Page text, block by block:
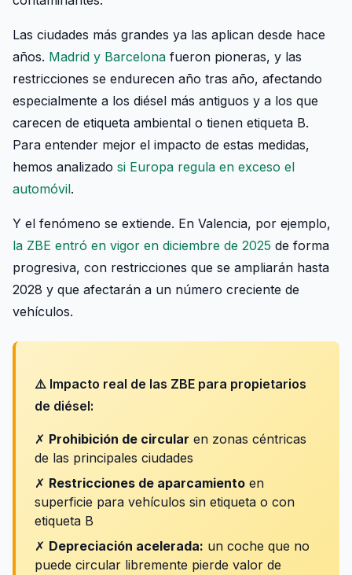
Las ciudades más grandes ya las aplican desde hace
años. Madrid y Barcelona fueron pioneras, y las
restricciones se endurecen año tras año, afectando
especialmente a los diésel más antiguos y a los que
carecen de etiqueta ambiental o tienen etiqueta B.
Para entender mejor el impacto de estas medidas,
hemos analizado si Europa regula en exceso el
automóvil.
Y el fenómeno se extiende. En Valencia, por ejemplo,
la ZBE entró en vigor en diciembre de 2025 de forma
progresiva, con restricciones que se ampliarán hasta
2028 y que afectarán a un número creciente de
vehículos.
⚠️ Impacto real de las ZBE para propietarios
de diésel:
✗ Prohibición de circular en zonas céntricas
de las principales ciudades
✗ Restricciones de aparcamiento en
superficie para vehículos sin etiqueta o con
etiqueta B
✗ Depreciación acelerada: un coche que no
puede circular libremente pierde valor de